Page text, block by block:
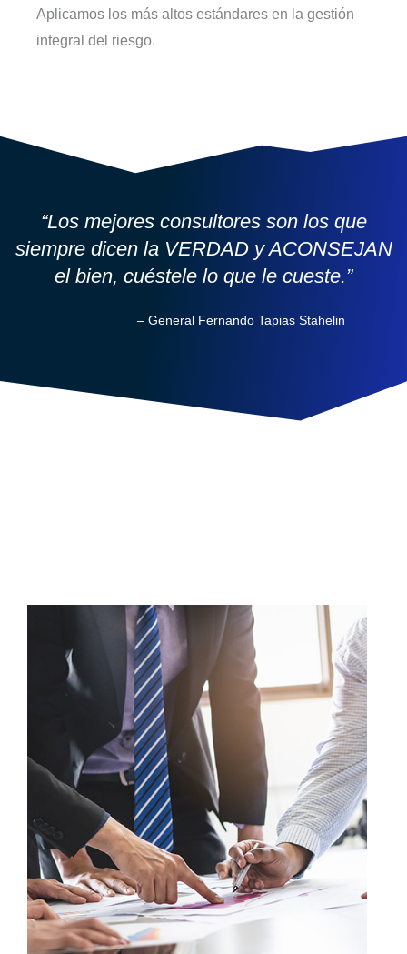
Aplicamos los más altos estándares en la gestión
integral del riesgo.
“Los mejores consultores son los que
siempre dicen la VERDAD y ACONSEJAN
el bien, cuéstele lo que le cueste.”
– General Fernando Tapias Stahelin